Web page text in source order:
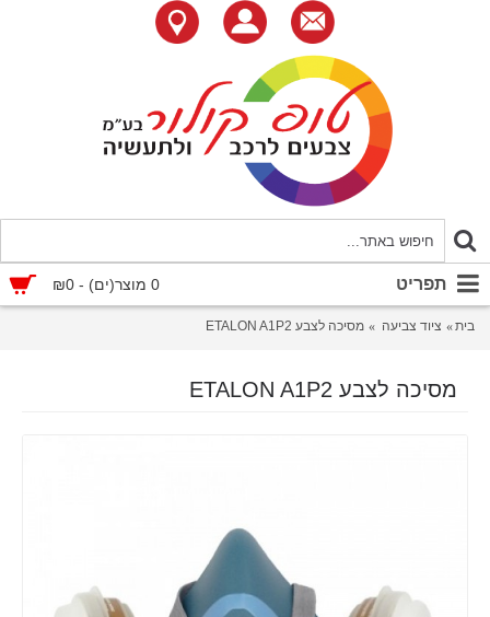
0 מוצר(ים) - ₪0 תפריט
בית ציוד צביעה מסיכה לצבע ETALON A1P2
מסיכה לצבע ETALON A1P2